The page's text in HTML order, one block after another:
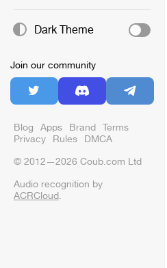
Dark Theme
Join our community
Blog Apps Brand Terms
Privacy Rules DMCA
© 2012—2026 Coub.com Ltd
Audio recognition by
ACRCloud.